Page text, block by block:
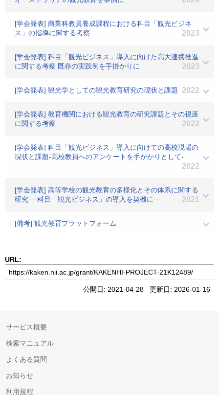
[学会発表] 商業科教員養成課程における科目「観光ビジネ
ス」の指導に関する考察
2023
[学会発表] 科目「観光ビジネス」導入に向けた高大連携推進
に関する考察 既存の実践例を手掛かりに
2023
[学会発表] 観光学としての観光教育研究の現状と課題 2022
[学会発表] 教育機関における観光教育の研究課題とその視座
に関する考察
2022
[学会発表] 科目「観光ビジネス」導入に向けての高校現場の
現状と課題-高校教員へのアンケートを手がかりとして-
2022
[学会発表] 高等学校の観光教育の多様化とその体系に関する
研究 ―科目「観光ビジネス」の導入を契機に―
2021
[備考] 観光教育プラットフォーム
URL:
公開日: 2021-04-28 更新日: 2026-01-16
サービス概要
検索マニュアル
よくある質問
お知らせ
利用規程